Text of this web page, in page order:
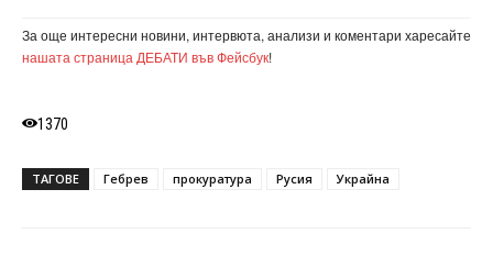
За още интересни новини, интервюта, анализи и коментари харесайте
нашата страница ДЕБАТИ във Фейсбук!
1370
ТАГОВЕ Гебрев прокуратура Русия Украйна